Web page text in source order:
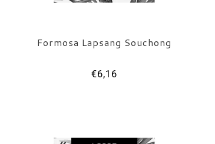
Formosa Lapsang Souchong
€6,16